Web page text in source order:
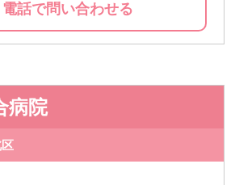
電話で問い合わせる
病院